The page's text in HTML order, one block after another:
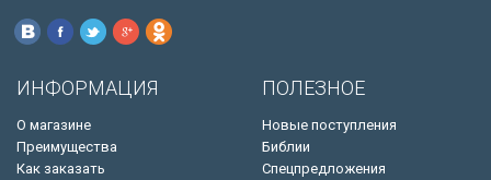
ИНФОРМАЦИЯ
О магазине
Преимущества
Как заказать
ПОЛЕЗНОЕ
Новые поступления
Библии
Спецпредложения